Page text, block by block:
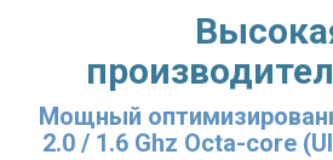
Мощный
2.0 / 1.6 Ghz Octa-core